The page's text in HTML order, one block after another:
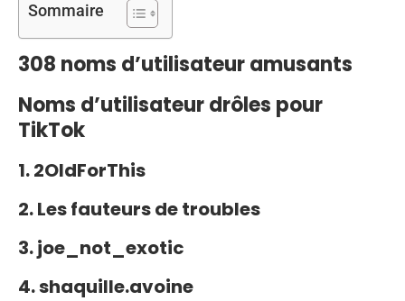
Sommaire
308 noms d’utilisateur amusants
Noms d’utilisateur drôles pour
TikTok
1. 2OldForThis
2. Les fauteurs de troubles
3. joe_not_exotic
4. shaquille.avoine